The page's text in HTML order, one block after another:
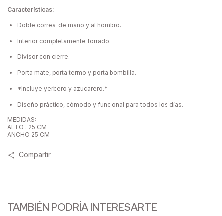
Características:
Doble correa: de mano y al hombro.
Interior completamente forrado.
Divisor con cierre.
Porta mate, porta termo y porta bombilla.
*Incluye yerbero y azucarero.*
Diseño práctico, cómodo y funcional para todos los días.
MEDIDAS:
ALTO : 25 CM
ANCHO 25 CM
Compartir
TAMBIÉN PODRÍA INTERESARTE